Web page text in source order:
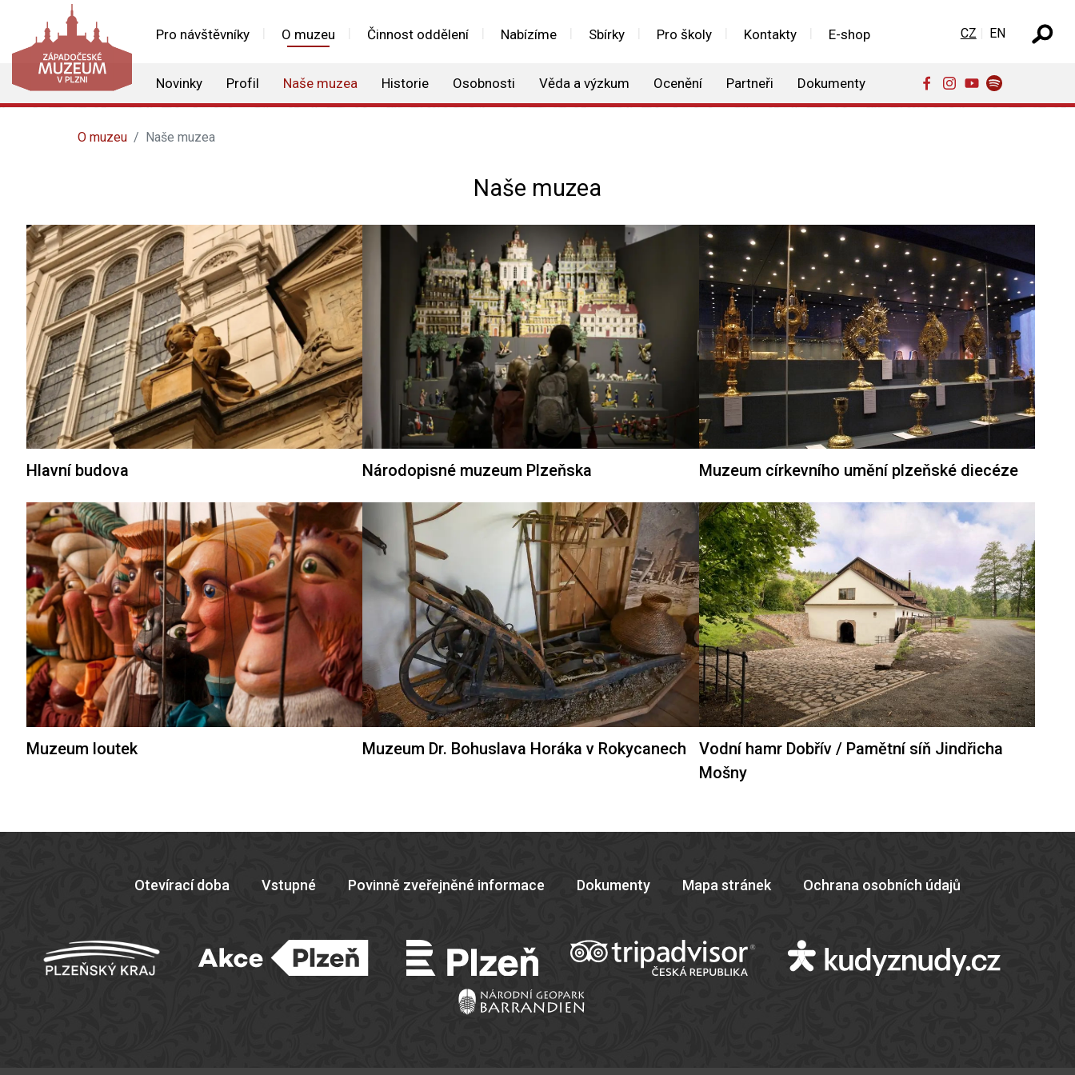
Pro návštěvníky O muzeu Činnost oddělení Nabízíme Sbírky Pro školy Kontakty E-shop
Novinky Profil Naše muzea Historie Osobnosti Věda a výzkum Ocenění Partneři Dokumenty
Zvolte jazyk
CZ EN
O muzeu Naše muzea
Naše muzea
Hlavní budova Národopisné muzeum Plzeňska Muzeum církevního umění plzeňské diecéze
Muzeum loutek Muzeum Dr. Bohuslava Horáka v Rokycanech
Vodní hamr Dobřív / Pamětní síň Jindřicha
Mošny
Otevírací doba Vstupné Povinně zveřejněné informace Dokumenty Mapa stránek Ochrana osobních údajů